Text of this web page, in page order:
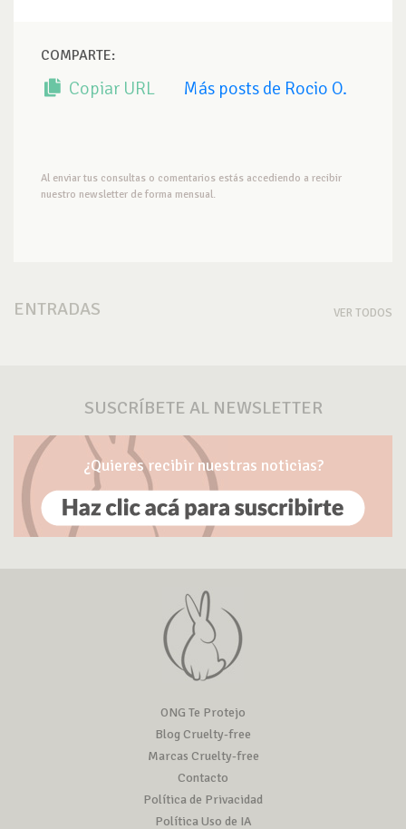
COMPARTE:
Copiar URL Más posts de Rocio O.
Al enviar tus consultas o comentarios estás accediendo a recibir
nuestro newsletter de forma mensual.
ENTRADAS VER TODOS
SUSCRÍBETE AL NEWSLETTER
¿Quieres recibir nuestras noticias?
ONG Te Protejo
Blog Cruelty-free
Marcas Cruelty-free
Contacto
Política de Privacidad
Política Uso de IA